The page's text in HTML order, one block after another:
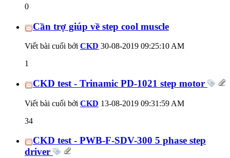
0
Cần trợ giúp về step cool muscle
Viết bài cuối bởi CKD 30-08-2019 09:25:10 AM
1
CKD test - Trinamic PD-1021 step motor
Viết bài cuối bởi CKD 13-08-2019 09:31:59 AM
34
CKD test - PWB-F-SDV-300 5 phase step
driver